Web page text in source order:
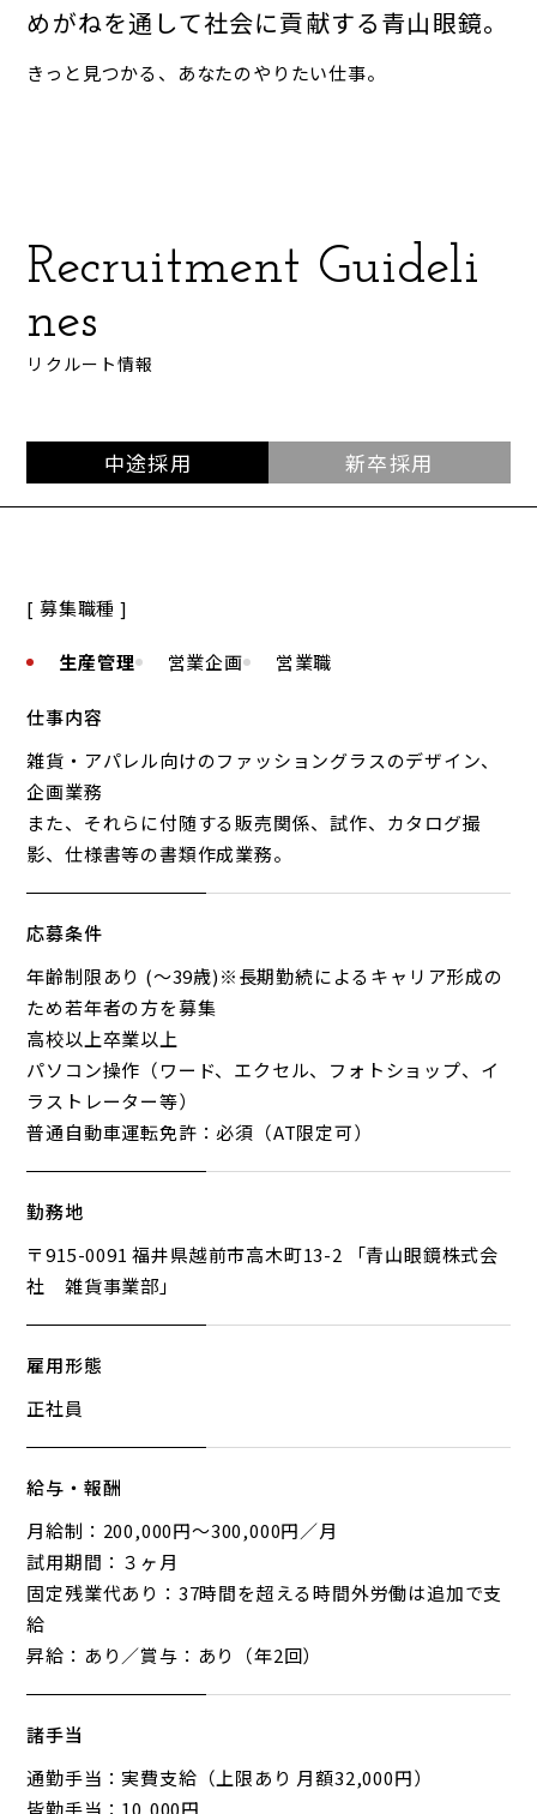
めがねを通して社会に貢献する青山眼鏡。
きっと見つかる、あなたのやりたい仕事。
Recruitment Guideli
nes
リクルート情報
中途採用 新卒採用
[ 募集職種 ]
生産管理 営業企画 営業職
仕事内容
雑貨・アパレル向けのファッショングラスのデザイン、
企画業務
また、それらに付随する販売関係、試作、カタログ撮
影、仕様書等の書類作成業務。
応募条件
年齢制限あり (〜39歳)※長期勤続によるキャリア形成の
ため若年者の方を募集
高校以上卒業以上
パソコン操作（ワード、エクセル、フォトショップ、イ
ラストレーター等）
普通自動車運転免許：必須（AT限定可）
勤務地
〒915-0091 福井県越前市高木町13-2 「青山眼鏡株式会
社 雑貨事業部」
雇用形態
正社員
給与・報酬
月給制：200,000円〜300,000円／月
試用期間：３ヶ月
固定残業代あり：37時間を超える時間外労働は追加で支
給
昇給：あり／賞与：あり（年2回）
諸手当
通勤手当：実費支給（上限あり 月額32,000円）
皆勤手当：10,000円